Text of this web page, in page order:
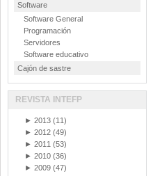
Software
Software General
Programación
Servidores
Software educativo
Cajón de sastre
REVISTA INTEFP
► 2013 (11)
► 2012 (49)
► 2011 (53)
► 2010 (36)
► 2009 (47)